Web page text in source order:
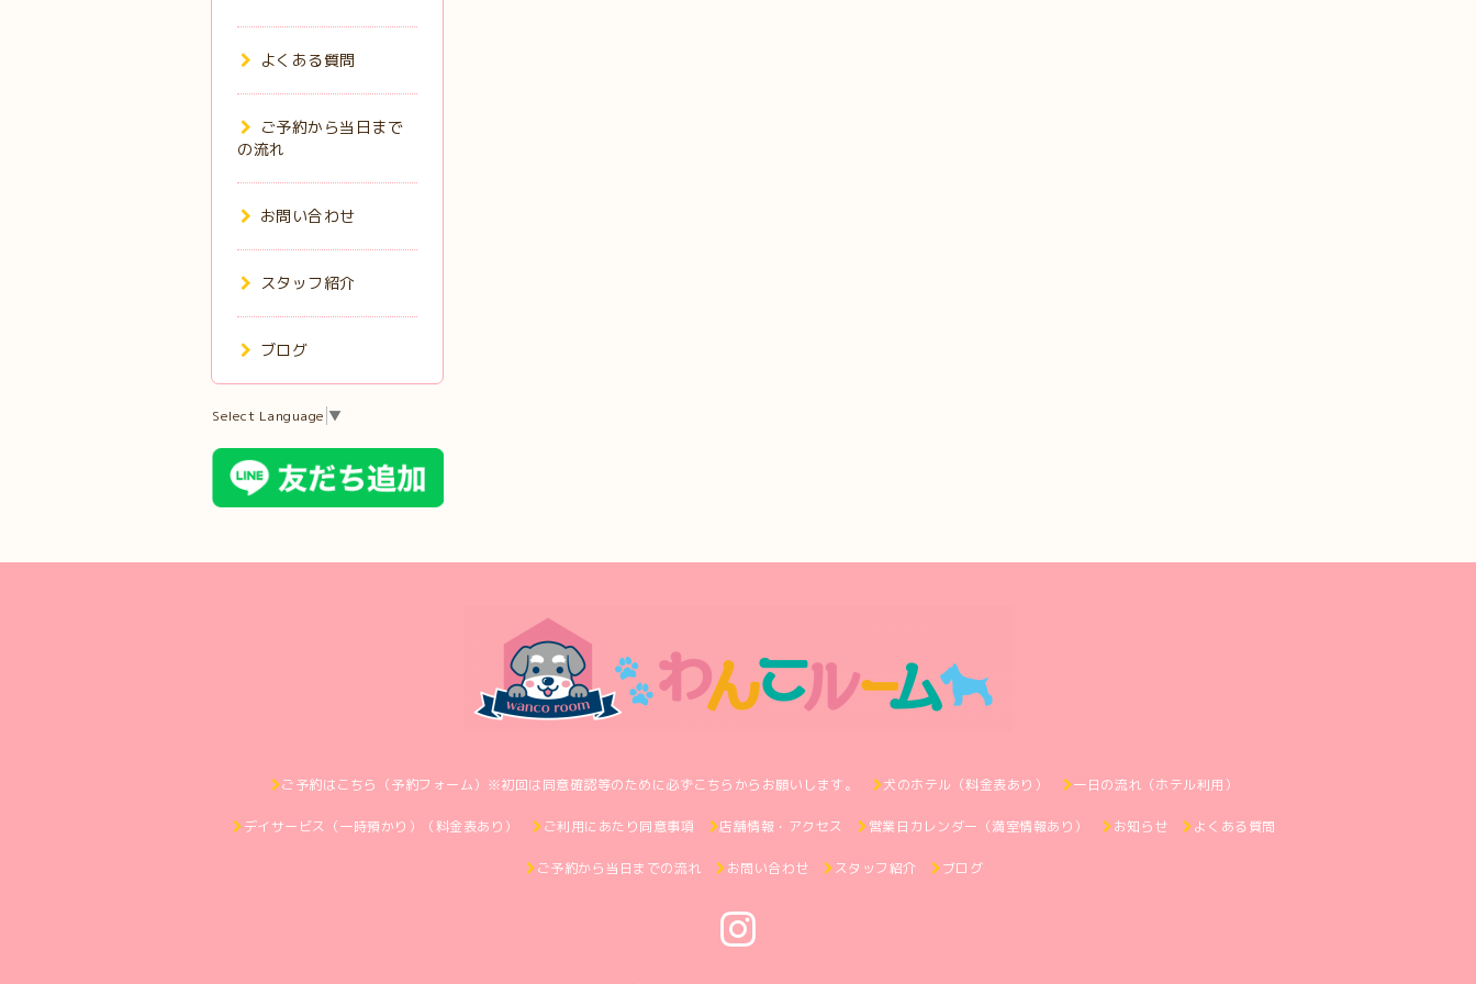
よくある質問
ご予約から当日まで
の流れ
お問い合わせ
スタッフ紹介
ブログ
Select Language ▼
ご予約はこちら（予約フォーム）※初回は同意確認等のために必ずこちらからお願いします。 犬のホテル（料金表あり） 一日の流れ（ホテル利用）
デイサービス（一時預かり）（料金表あり） ご利用にあたり同意事項 店舗情報・アクセス 営業日カレンダー（満室情報あり） お知らせ よくある質問
ご予約から当日までの流れ お問い合わせ スタッフ紹介 ブログ